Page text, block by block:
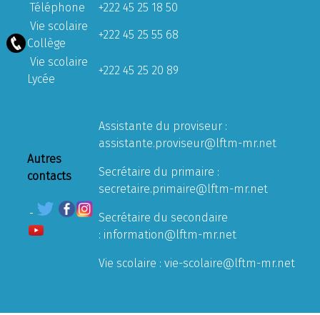
Téléphone
+222 45 25 18 50
Vie scolaire
Collège
+222 45 25 55 68
Vie scolaire
Lycée
+222 45 25 20 89
Autres
contacts
Assistante du proviseur :
assistante.proviseur@lftm-mr.net
Secrétaire du primaire :
secretaire.primaire@lftm-mr.net
Secrétaire du secondaire
: information@lftm-mr.net
Vie scolaire : vie-scolaire@lftm-mr.net